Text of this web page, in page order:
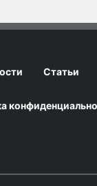
Статьи